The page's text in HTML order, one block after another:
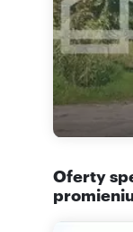
Oferty